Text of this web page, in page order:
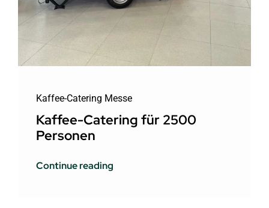
Kaffee-Catering Messe
Kaffee-Catering für 2500
Personen
Continue reading